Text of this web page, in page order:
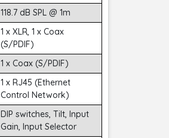
118.7 dB SPL @ 1m
1 x XLR, 1 x Coax
(S/PDIF)
1 x Coax (S/PDIF)
1 x RJ45 (Ethernet
Control Network)
DIP switches, Tilt, Input
Gain, Input Selector